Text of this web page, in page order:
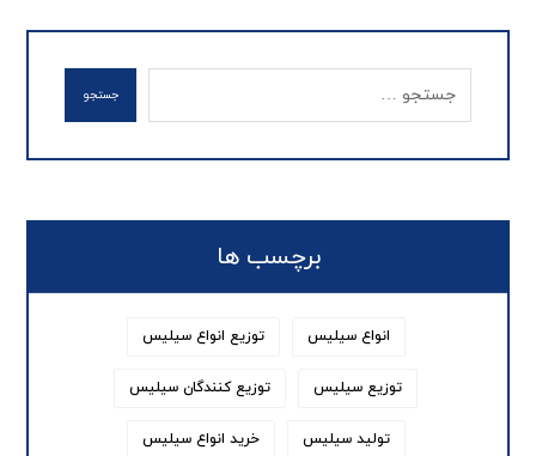
جستجو
برچسب ها
انواع سیلیس توزیع انواع سیلیس
توزیع سیلیس توزیع کنندگان سیلیس
تولید سیلیس خرید انواع سیلیس